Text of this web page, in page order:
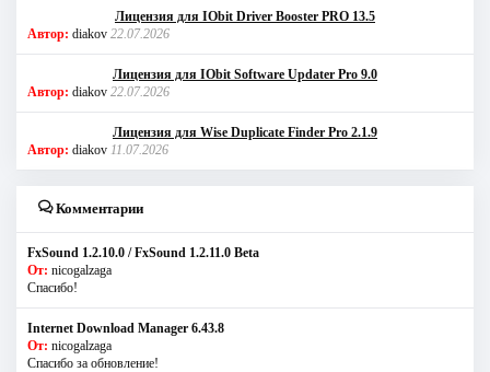
Лицензия для IObit Driver Booster PRO 13.5
Автор: diakov 22.07.2026
Лицензия для IObit Software Updater Pro 9.0
Автор: diakov 22.07.2026
Лицензия для Wise Duplicate Finder Pro 2.1.9
Автор: diakov 11.07.2026
Комментарии
FxSound 1.2.10.0 / FxSound 1.2.11.0 Beta
От: nicogalzaga
Спасибо!
Internet Download Manager 6.43.8
От: nicogalzaga
Спасибо за обновление!